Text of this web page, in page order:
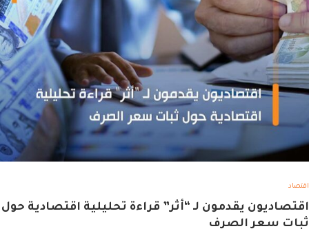
اقتصاد
اقتصاديون يقدمون لـ “أثر” قراءة تحليلية اقتصادية حول
ثبات سعر الصرف